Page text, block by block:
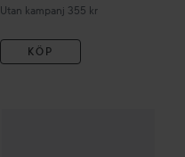
Utan kampanj 355 kr
KÖP